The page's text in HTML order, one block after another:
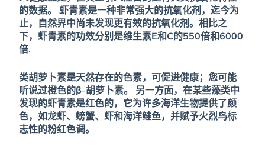
的数据。虾青素是一种非常强大的抗氧化剂，迄今为
止，自然界中尚未发现更有效的抗氧化剂。相比之
下，虾青素的功效分别是维生素E和C的550倍和6000
倍.
类胡萝卜素是天然存在的色素，可促进健康；您可能
听说过橙色的β-胡萝卜素。 另一方面，在某些藻类中
发现的虾青素是红色的，它为许多海洋生物提供了颜
色，如龙虾、螃蟹、虾和海洋鲑鱼，并赋予火烈鸟标
志性的粉红色调。